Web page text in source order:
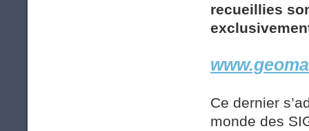
recueillies
Ce dernier
monde des